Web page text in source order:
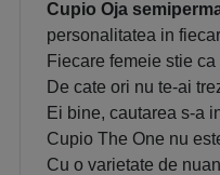
Cupio Oja
personalitatea in
Fiecare femeie stie
De cate ori nu te-ai
Ei bine, cautarea s-a
Cupio The One nu
Cu o varietate de